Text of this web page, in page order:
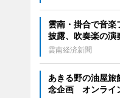
雲南・掛合で音
披露、吹奏楽の演
雲南経済新聞
あきる野の油屋旅
念企画 オンライ